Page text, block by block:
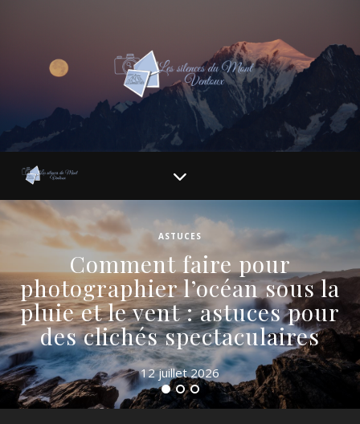
ASTUCES
Comment faire pour
photographier l’océan sous la
pluie et le vent : astuces pour
des clichés spectaculaires
12 juillet 2026